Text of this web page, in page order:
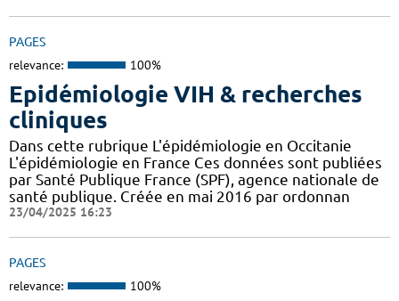
PAGES
relevance: 100%
Epidémiologie VIH & recherches
cliniques
Dans cette rubrique L'épidémiologie en Occitanie
L'épidémiologie en France Ces données sont publiées
par Santé Publique France (SPF), agence nationale de
santé publique. Créée en mai 2016 par ordonnan
23/04/2025 16:23
PAGES
relevance: 100%